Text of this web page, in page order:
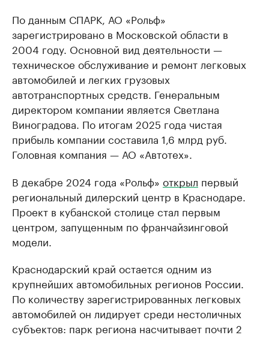
По данным СПАРК, АО «Рольф»
зарегистрировано в Московской области в
2004 году. Основной вид деятельности —
техническое обслуживание и ремонт легковых
автомобилей и легких грузовых
автотранспортных средств. Генеральным
директором компании является Светлана
Виноградова. По итогам 2025 года чистая
прибыль компании составила 1,6 млрд руб.
Головная компания — АО «Автотех».
В декабре 2024 года «Рольф» открыл первый
региональный дилерский центр в Краснодаре.
Проект в кубанской столице стал первым
центром, запущенным по франчайзинговой
модели.
Краснодарский край остается одним из
крупнейших автомобильных регионов России.
По количеству зарегистрированных легковых
автомобилей он лидирует среди нестоличных
субъектов: парк региона насчитывает почти 2